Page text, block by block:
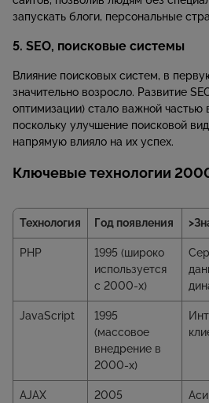
запускать блоги, персональные
5. SEO, поисковые системы
Влияние поисковых систем, в
значительно возросло. Развитие
оптимизации) стало важной частью
поскольку улучшение поисковой
напрямую влияло на их успех.
Ключевые технологии
Технология Год появления
PHP
1995 (широко
используется
с 2000-х)
JavaScript
1995
(массовое
внедрение в
2000-х)
AJAX 2005